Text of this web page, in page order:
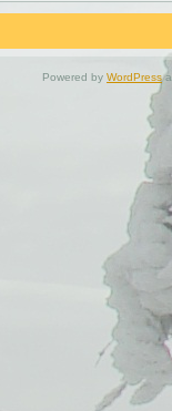
Powered by WordPress